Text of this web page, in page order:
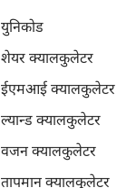
युनिकोड
शेयर क्यालकुलेटर
ईएमआई क्यालकुलेटर
ल्यान्ड क्यालकुलेटर
वजन क्यालकुलेटर